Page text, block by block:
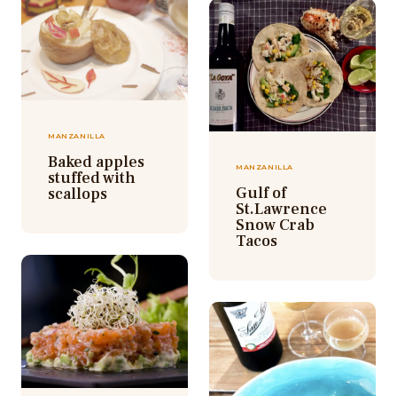
MANZANILLA
Baked apples
stuffed with
scallops
MANZANILLA
Gulf of
St.Lawrence
Snow Crab
Tacos